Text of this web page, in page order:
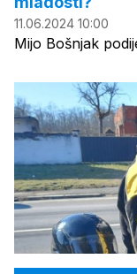
11.06.2024 10:00
Mijo Bošnjak